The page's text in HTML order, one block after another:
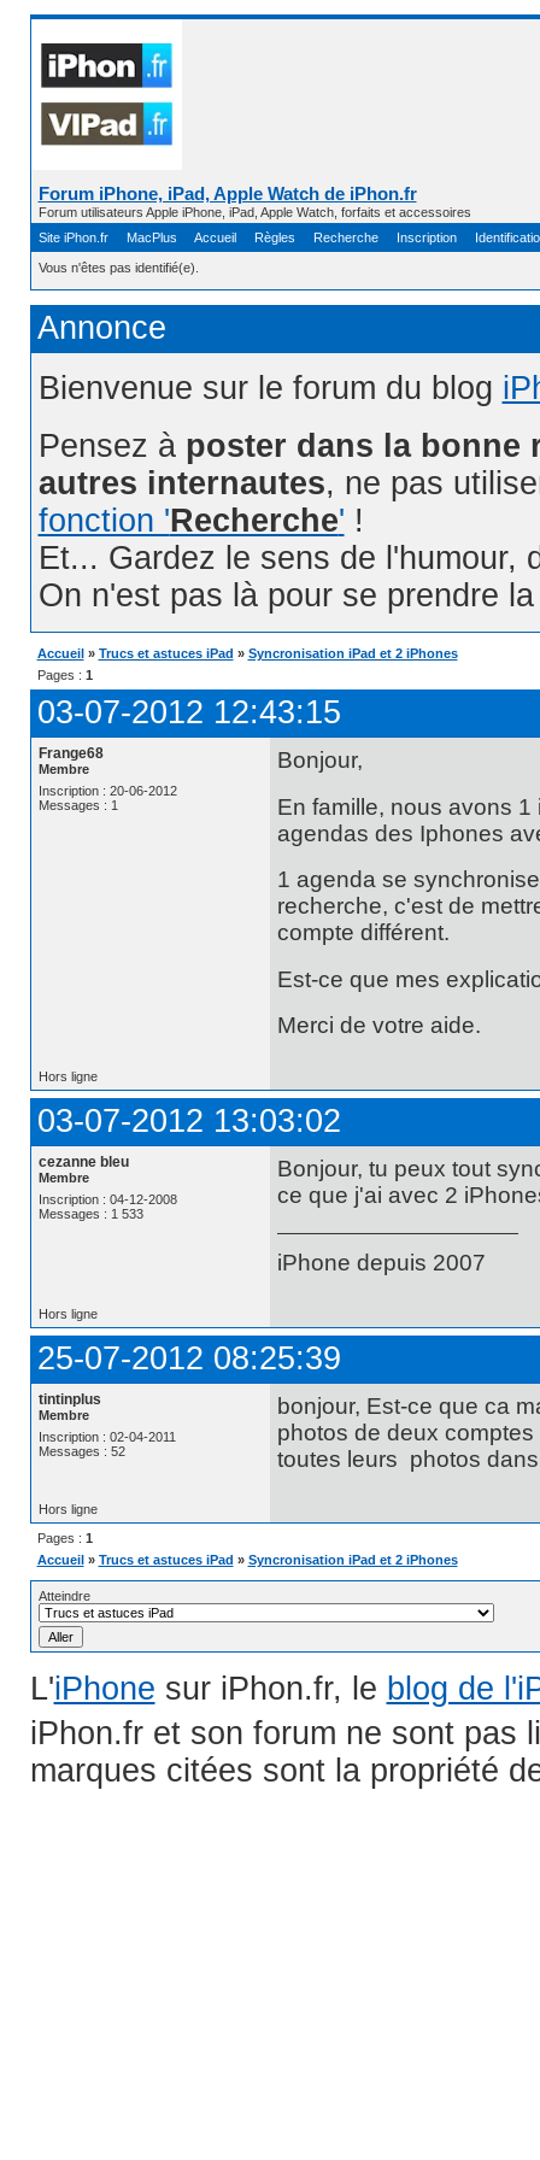
Forum iPhone, iPad, Apple Watch de iPhon.fr
Forum utilisateurs Apple iPhone, iPad, Apple Watch, forfaits et accessoires
Site iPhon.fr
MacPlus Accueil Règles Recherche Inscription
Vous n'êtes pas identifié(e).
Annonce
Bienvenue sur le forum du blog
Pensez à poster dans la bonne
autres internautes, ne pas
fonction 'Recherche' !
Et... Gardez le sens de l'humour,
On n'est pas là pour se prendre
Accueil » Trucs et astuces iPad » Syncronisation iPad et 2 iPhones
Pages : 1
03-07-2012 12:43:15
Frange68
Membre
Inscription : 20-06-2012
Messages : 1
Bonjour,
En famille, nous avons
agendas des Iphones
1 agenda se
recherche, c'est de
compte différent.
Est-ce que mes
Merci de votre aide.
Hors ligne
03-07-2012 13:03:02
cezanne bleu
Membre
Inscription : 04-12-2008
Messages : 1 533
Bonjour, tu peux tout
ce que j'ai avec 2
iPhone depuis 2007
Hors ligne
25-07-2012 08:25:39
tintinplus
Membre
Inscription : 02-04-2011
Messages : 52
bonjour, Est-ce que ca
photos de deux
toutes leurs photos
Hors ligne
Pages : 1
Accueil » Trucs et astuces iPad » Syncronisation iPad et 2 iPhones
Atteindre
L'iPhone sur iPhon.fr, le blog de
iPhon.fr et son forum ne sont pas
marques citées sont la propriété